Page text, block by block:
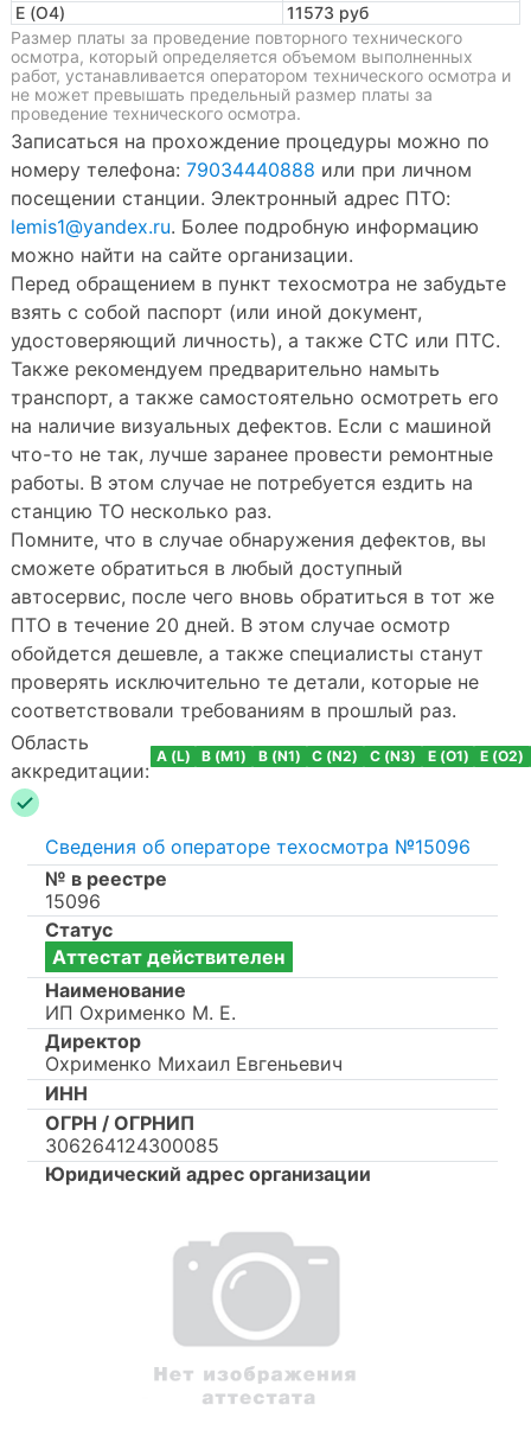
E (O4)
11573 руб
Размер платы за проведение повторного технического
осмотра, который определяется объемом выполненных
работ, устанавливается оператором технического осмотра и
не может превышать предельный размер платы за
проведение технического осмотра.
Записаться на прохождение процедуры можно по
номеру телефона: 79034440888 или при личном
посещении станции. Электронный адрес ПТО:
lemis1@yandex.ru. Более подробную информацию
можно найти на сайте организации.
Перед обращением в пункт техосмотра не забудьте
взять с собой паспорт (или иной документ,
удостоверяющий личность), а также СТС или ПТС.
Также рекомендуем предварительно намыть
транспорт, а также самостоятельно осмотреть его
на наличие визуальных дефектов. Если с машиной
что-то не так, лучше заранее провести ремонтные
работы. В этом случае не потребуется ездить на
станцию ТО несколько раз.
Помните, что в случае обнаружения дефектов, вы
сможете обратиться в любый доступный
автосервис, после чего вновь обратиться в тот же
ПТО в течение 20 дней. В этом случае осмотр
обойдется дешевле, а также специалисты станут
проверять исключительно те детали, которые не
соответствовали требованиям в прошлый раз.
Область
аккредитации:
A (L) B (M1) B (N1) C (N2) C (N3) E (O1) E (O2)
Сведения об операторе техосмотра №15096
№ в реестре
15096
Статус
Аттестат действителен
Наименование
ИП Охрименко М. Е.
Директор
Охрименко Михаил Евгеньевич
ИНН
ОГРН / ОГРНИП
306264124300085
Юридический адрес организации